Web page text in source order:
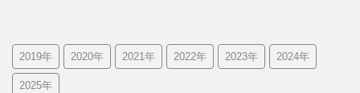
2019年 2020年 2021年 2022年 2023年 2024年
2025年